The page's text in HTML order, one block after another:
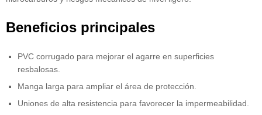
Beneficios principales
PVC corrugado para mejorar el agarre en superficies
resbalosas.
Manga larga para ampliar el área de protección.
Uniones de alta resistencia para favorecer la impermeabilidad.